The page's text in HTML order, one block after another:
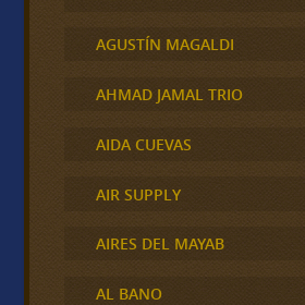
AGUSTÍN MAGALDI
AHMAD JAMAL TRIO
AIDA CUEVAS
AIR SUPPLY
AIRES DEL MAYAB
AL BANO